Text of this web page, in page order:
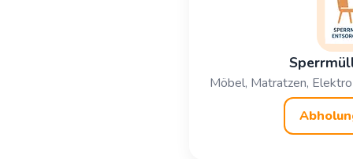
Möbel, Matratzen,